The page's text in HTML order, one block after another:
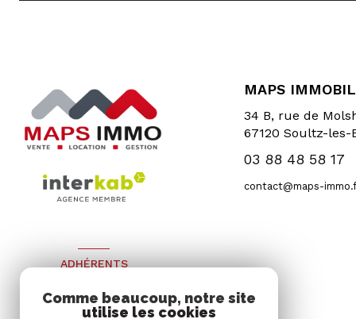
MAPS
34 B, rue de
67120Soultz-les-
03 88 48 58 17
contact@maps-
ADHÉRENTS
Nous adhérons
Comme beaucoup, notre site
utilise les cookies